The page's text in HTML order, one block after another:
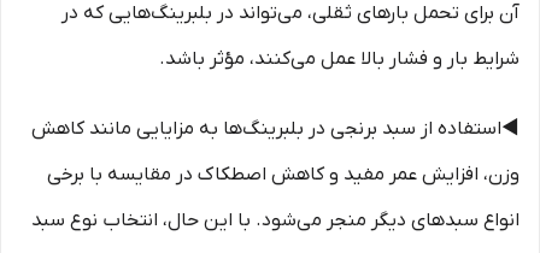
آن برای تحمل بارهای ثقلی، می‌تواند در بلبرینگ‌هایی که در
شرایط بار و فشار بالا عمل می‌کنند، مؤثر باشد.
◀️استفاده از سبد برنجی در بلبرینگ‌ها به مزایایی مانند کاهش
وزن، افزایش عمر مفید و کاهش اصطکاک در مقایسه با برخی
انواع سبدهای دیگر منجر می‌شود. با این حال، انتخاب نوع سبد